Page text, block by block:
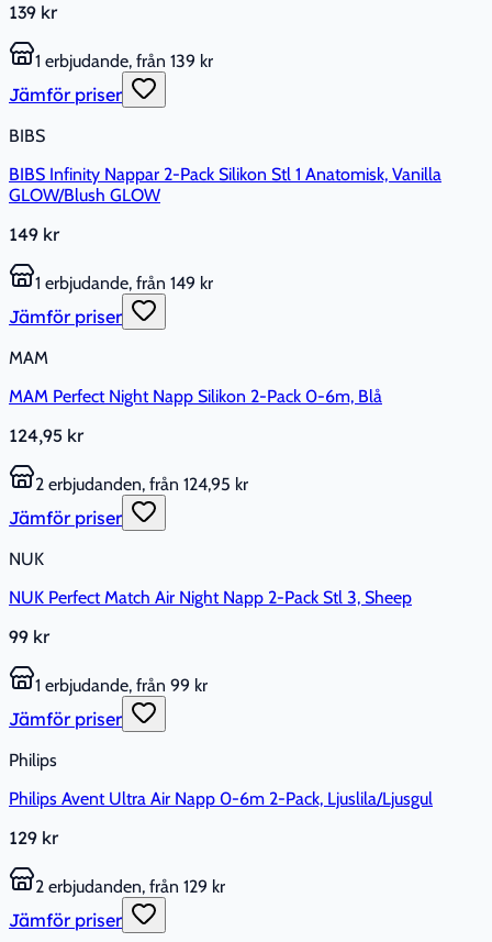
139 kr
1 erbjudande, från 139 kr
Jämför priser
BIBS
BIBS Infinity Nappar 2-Pack Silikon Stl 1 Anatomisk, Vanilla
GLOW/Blush GLOW
149 kr
1 erbjudande, från 149 kr
Jämför priser
MAM
MAM Perfect Night Napp Silikon 2-Pack 0-6m, Blå
124,95 kr
2 erbjudanden, från 124,95 kr
Jämför priser
NUK
NUK Perfect Match Air Night Napp 2-Pack Stl 3, Sheep
99 kr
1 erbjudande, från 99 kr
Jämför priser
Philips
Philips Avent Ultra Air Napp 0-6m 2-Pack, Ljuslila/Ljusgul
129 kr
2 erbjudanden, från 129 kr
Jämför priser